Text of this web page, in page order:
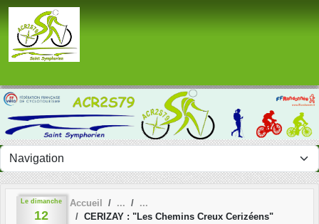
Le dimanche
12
Accueil
CERIZAY : "Les Chemins Creux Cerizéens"
Panneau de gestion des cookies